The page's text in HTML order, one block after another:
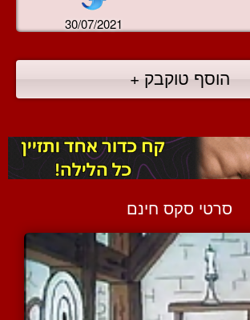
30/07/2021
הוסף טוקבק +
סרטי סקס חינם